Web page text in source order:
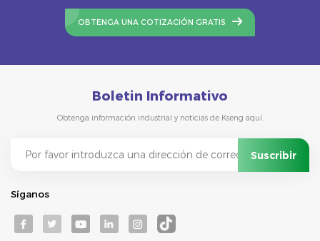
OBTENGA UNA COTIZACIÓN GRATIS
Boletin Informativo
Obtenga información industrial y noticias de Kseng aquí.
Síganos